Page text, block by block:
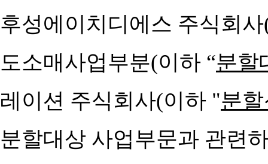
후성에이치디에스 주식회사
도소매사업부분(이하 “분할
레이션 주식회사(이하 "분
분할대상 사업부문과 관련